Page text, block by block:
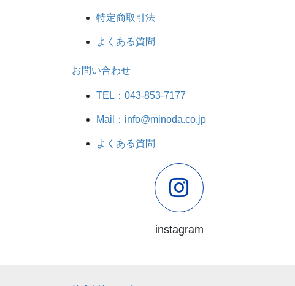
特定商取引法
よくある質問
お問い合わせ
TEL：043-853-7177
Mail：info@minoda.co.jp
よくある質問
instagram